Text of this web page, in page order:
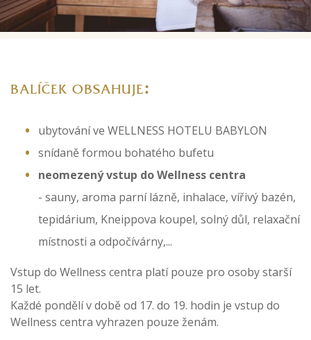
BALÍČEK OBSAHUJE:
ubytování ve WELLNESS HOTELU BABYLON
snídaně formou bohatého bufetu
neomezený vstup do Wellness centra
- sauny, aroma parní lázně, inhalace, vířivý bazén,
tepidárium, Kneippova koupel, solný důl, relaxační
místnosti a odpočívárny,...
Vstup do Wellness centra platí pouze pro osoby starší
15 let.
Každé pondělí v době od 17. do 19. hodin je vstup do
Wellness centra vyhrazen pouze ženám.